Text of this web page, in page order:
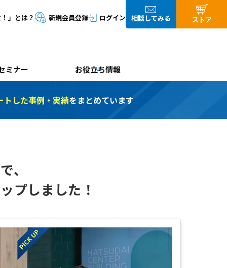
ミナー お役立ち情報
トした事例・実績をまとめています
で、
プしました！